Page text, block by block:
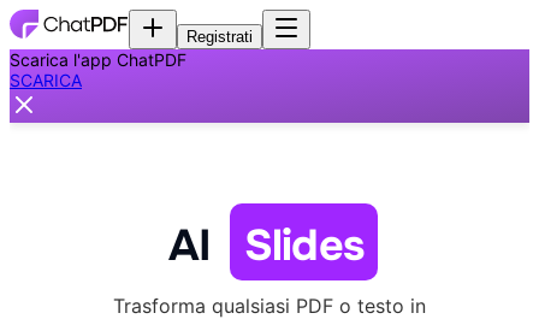
Registrati
Scarica l'app ChatPDF
SCARICA
AI Slides
Trasforma qualsiasi PDF o testo in